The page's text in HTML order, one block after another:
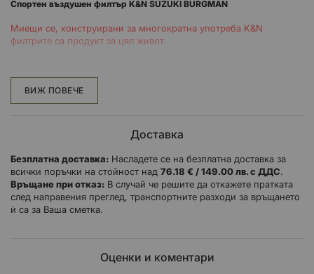
Спортен въздушен филтър K&N SUZUKI BURGMAN
Миещи се, конструирани за многократна употреба K&N
филтрите са продукт за цял живот.
Мръсотията, прахта и другите замърсители могат да причинят
хаос в цилиндрите, стените и буталата на
му живот. С High-Flow Air Filters ™ може да осигурите на вашия
мотоциклет или ATV първокласна защита от замърсители и
отлагания на двигателя и да избегнете преждевременно
износване.
Премиум продукти за защита като High-Flow Air Filters ™, филтри
ВИЖ ПОВЕЧЕ
Доставка
Безплатна доставка: Насладете се на безплатна доставка за
всички поръчки на стойност над 76.18 € / 149.00 лв. с ДДС.
Връщане при отказ: В случай че решите да откажете пратката
след направения преглед, транспортните разходи за връщането
ѝ са за Ваша сметка.
Оценки и коментари